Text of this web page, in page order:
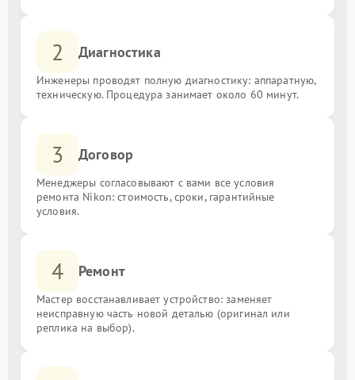
2 Диагностика
Инженеры проводят полную диагностику: аппаратную,
техническую. Процедура занимает около 60 минут.
3 Договор
Менеджеры согласовывают с вами все условия
ремонта Nikon: стоимость, сроки, гарантийные
условия.
4 Ремонт
Мастер восстанавливает устройство: заменяет
неисправную часть новой деталью (оригинал или
реплика на выбор).